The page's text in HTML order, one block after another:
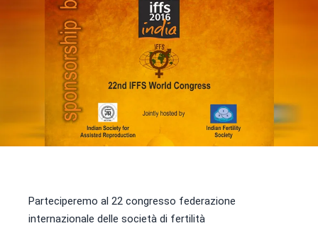
Parteciperemo al 22 congresso federazione
internazionale delle società di fertilità